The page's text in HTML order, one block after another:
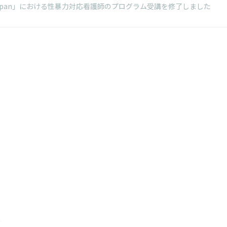
」における性暴力対応看護師のプログラム受講を修了しました